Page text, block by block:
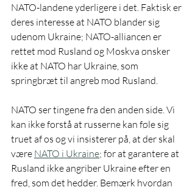
NATO-landene yderligere i det. Faktisk er
deres interesse at NATO blander sig
udenom Ukraine; NATO-alliancen er
rettet mod Rusland og Moskva ønsker
ikke at NATO har Ukraine, som
springbræt til angreb mod Rusland.
NATO ser tingene fra den anden side. Vi
kan ikke forstå at russerne kan føle sig
truet af os og vi insisterer på, at der skal
være NATO i Ukraine; for at garantere at
Rusland ikke angriber Ukraine efter en
fred, som det hedder. Bemærk hvordan